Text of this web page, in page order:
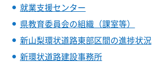
就業支援センター
県教育委員会の組織（課室等）
新山梨環状道路東部区間の進捗状況
新環状道路建設事務所